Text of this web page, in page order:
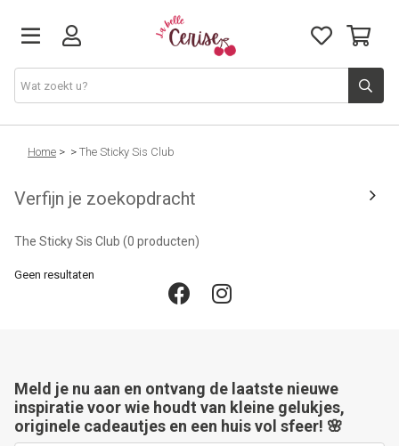
Just arrived
Juwelen & Accessoires
Home & Deco
Home > > The Sticky Sis Club
Verfijn je zoekopdracht
The Sticky Sis Club (0 producten)
Geen resultaten
Meld je nu aan en ontvang de laatste nieuwe
inspiratie voor wie houdt van kleine gelukjes,
originele cadeautjes en een huis vol sfeer! 🌸